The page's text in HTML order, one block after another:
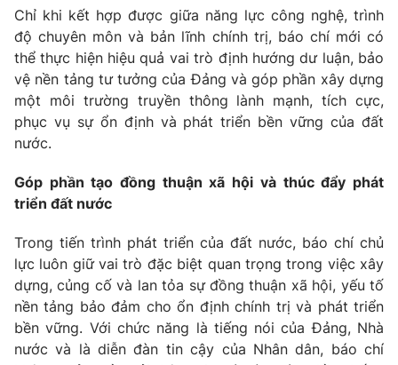
Chỉ khi kết hợp được giữa năng lực công nghệ, trình
độ chuyên môn và bản lĩnh chính trị, báo chí mới có
thể thực hiện hiệu quả vai trò định hướng dư luận, bảo
vệ nền tảng tư tưởng của Đảng và góp phần xây dựng
một môi trường truyền thông lành mạnh, tích cực,
phục vụ sự ổn định và phát triển bền vững của đất
nước.
Góp phần tạo đồng thuận xã hội và thúc đẩy phát
triển đất nước
Trong tiến trình phát triển của đất nước, báo chí chủ
lực luôn giữ vai trò đặc biệt quan trọng trong việc xây
dựng, củng cố và lan tỏa sự đồng thuận xã hội, yếu tố
nền tảng bảo đảm cho ổn định chính trị và phát triển
bền vững. Với chức năng là tiếng nói của Đảng, Nhà
nước và là diễn đàn tin cậy của Nhân dân, báo chí